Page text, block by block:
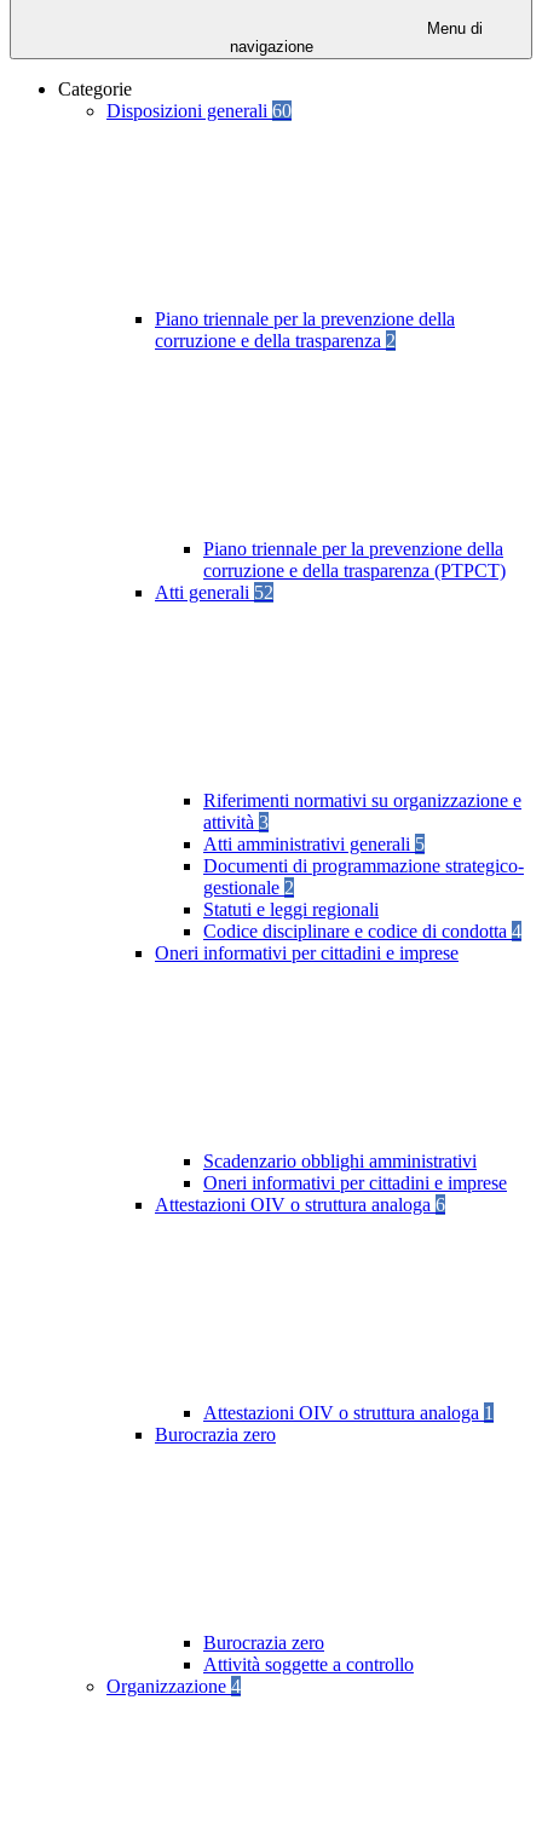
Menu di
navigazione
Categorie
Disposizioni generali 60
Piano triennale per la prevenzione della
corruzione e della trasparenza 2
Piano triennale per la prevenzione della
corruzione e della trasparenza (PTPCT)
Atti generali 52
Riferimenti normativi su organizzazione e
attività 3
Atti amministrativi generali 5
Documenti di programmazione strategico-
gestionale 2
Statuti e leggi regionali
Codice disciplinare e codice di condotta 4
Oneri informativi per cittadini e imprese
Scadenzario obblighi amministrativi
Oneri informativi per cittadini e imprese
Attestazioni OIV o struttura analoga 6
Attestazioni OIV o struttura analoga 1
Burocrazia zero
Burocrazia zero
Attività soggette a controllo
Organizzazione 4